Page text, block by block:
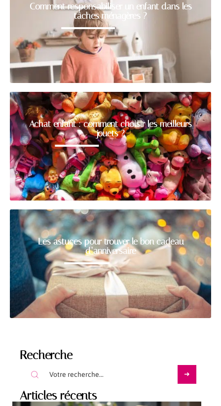
Comment responsabiliser un enfant dans les
tâches ménagères ?
Achat enfant : comment choisir les meilleurs
jouets ?
Les astuces pour trouver le bon cadeau
d’anniversaire
Recherche
Articles récents